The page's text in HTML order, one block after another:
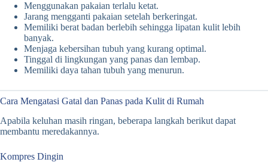
Menggunakan pakaian terlalu ketat.
Jarang mengganti pakaian setelah berkeringat.
Memiliki berat badan berlebih sehingga lipatan kulit lebih
banyak.
Menjaga kebersihan tubuh yang kurang optimal.
Tinggal di lingkungan yang panas dan lembap.
Memiliki daya tahan tubuh yang menurun.
Cara Mengatasi Gatal dan Panas pada Kulit di Rumah
Apabila keluhan masih ringan, beberapa langkah berikut dapat
membantu meredakannya.
Kompres Dingin